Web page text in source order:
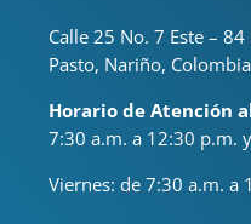
Calle 25 No. 7 Este –
Pasto, Nariño, Colombia
Horario de Atención
7:30 a.m. a 12:30 p.m.
Viernes: de 7:30 a.m. a